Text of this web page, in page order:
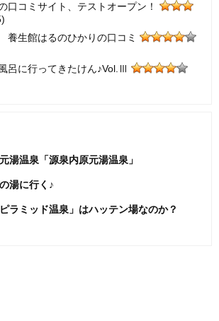
口コミサイト、テストオープン！
生館はるのひかりの口コミ
呂に行ってきたけん♪Vol.Ⅲ
温泉「源泉内原元湯温泉」
湯に行く♪
ラミッド温泉」はハッテン場なのか？